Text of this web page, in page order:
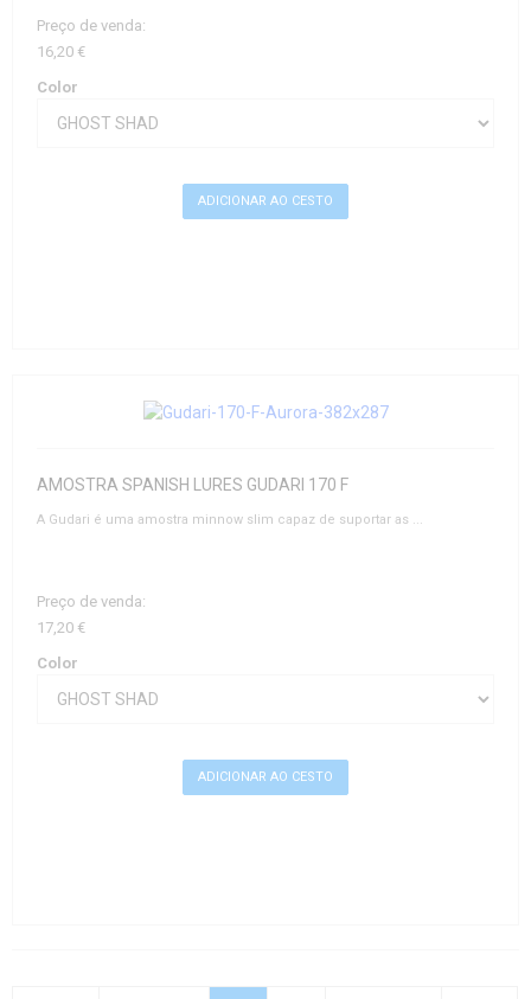
Preço de venda:
16,20 €
Color
AMOSTRA SPANISH LURES GUDARI 170 F
A Gudari é uma amostra minnow slim capaz de suportar as ...
Preço de venda:
17,20 €
Color